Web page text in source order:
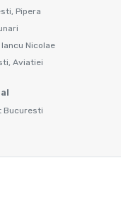
Pipera
Nicolae
Aviatiei
Bucuresti